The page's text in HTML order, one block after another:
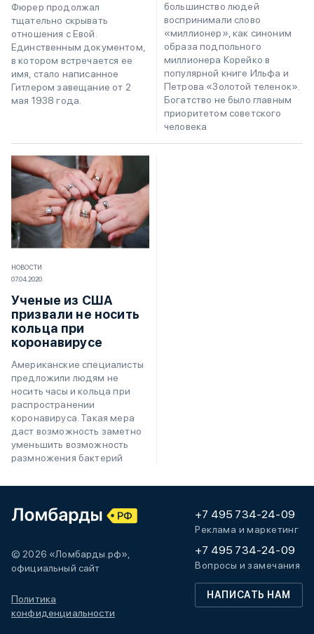
Фюрер продолжал
тщательно скрывать
отношения с Евой.
Единственным документом,
в котором встречается ее
имя, стало написанное
Гитлером завещание от 2
мая 1938 года.
большинство людей
воспринимали слово
«миллионер», как синоним
образа подпольного
миллионера Корейко в
популярной книге Ильфа и
Петрова «Золотой теленок».
Богатство не было главным
приоритетом советского
человека
НОВОСТИ
07.04.2020
Ученые из США
призвали не носить
кольца при
коронавирусе
Американские специалисты
предложили людям не
носить часы и кольца при
распространении
коронавируса. Такая мера
даст возможность заметно
уменьшить возможность
размножения бактерий
© 2026 «Ломбарды.рф»,
официальный сайт
Политика
конфиденциальности
+7 495 734-24-09
Реклама и маркетинг
+7 495 734-24-09
Вопросы и замечания
НАПИСАТЬ НАМ